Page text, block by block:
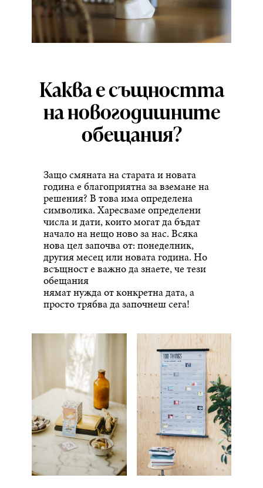
Каква е същността
на новогодишните
обещания?
Защо смяната на старата и новата
година е благоприятна за вземане на
решения? В това има определена
символика. Харесваме определени
числа и дати, които могат да бъдат
начало на нещо ново за нас. Всяка
нова цел започва от: понеделник,
другия месец или новата година. Но
всъщност е важно да знаете, че тези
обещания
нямат нужда от конкретна дата, а
просто трябва да започнеш сега!